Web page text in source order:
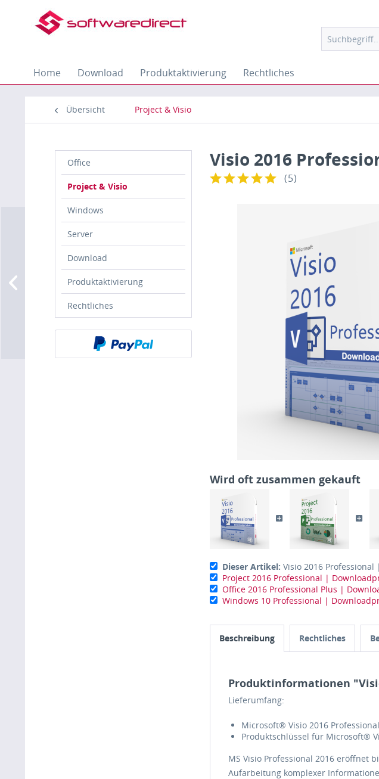
Home Download Produktaktivierung Rechtliches
Übersicht Project & Visio
Office
Project & Visio
Windows
Server
Download
Produktaktivierung
Rechtliches
Visio 2016
(5)
Wird oft zusammen gekauft
Dieser Artikel: Visio 2016
Project 2016 Professional |
Office 2016 Professional Plus |
Windows 10 Professional |
Beschreibung Rechtliches
Produktinformationen
Lieferumfang:
Microsoft® Visio 2016
Produktschlüssel für Microsoft®
MS Visio Professional 2016 eröffnet
Aufarbeitung komplexer